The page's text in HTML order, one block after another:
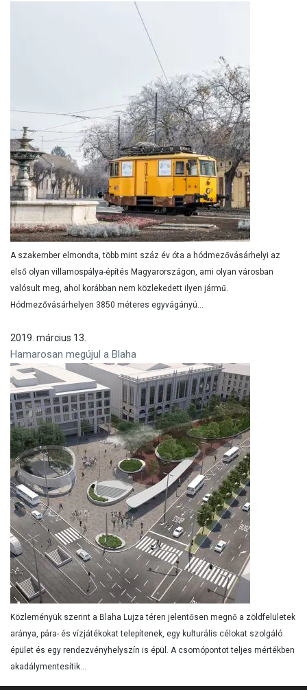
A szakember elmondta, több mint száz év óta a hódmezővásárhelyi az
első olyan villamospálya-építés Magyarországon, ami olyan városban
valósult meg, ahol korábban nem közlekedett ilyen jármű.
Hódmezővásárhelyen 3850 méteres egyvágányú...
2019. március 13.
Hamarosan megújul a Blaha
Közleményük szerint a Blaha Lujza téren jelentősen megnő a zöldfelületek
aránya, pára- és vízjátékokat telepítenek, egy kulturális célokat szolgáló
épület és egy rendezvényhelyszín is épül. A csomópontot teljes mértékben
akadálymentesítik...